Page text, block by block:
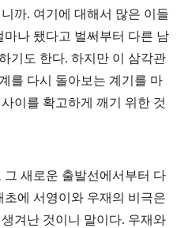
까. 여기에 대해서 많은 이들
나 됐다고 벌써부터 다른 남
기도 한다. 하지만 이 삼각관
를 다시 돌아보는 계기를 마
이를 확고하게 깨기 위한 것
새로운 출발선에서부터 다
에 서영이와 우재의 비극은
겨난 것이니 말이다. 우재와